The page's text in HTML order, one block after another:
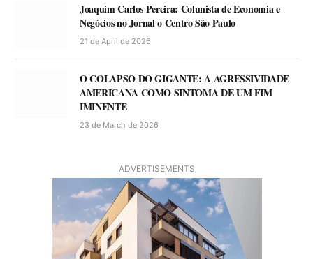
Joaquim Carlos Pereira: Colunista de Economia e
Negócios no Jornal o Centro São Paulo
21 de April de 2026
O COLAPSO DO GIGANTE: A AGRESSIVIDADE
AMERICANA COMO SINTOMA DE UM FIM
IMINENTE
23 de March de 2026
ADVERTISEMENTS